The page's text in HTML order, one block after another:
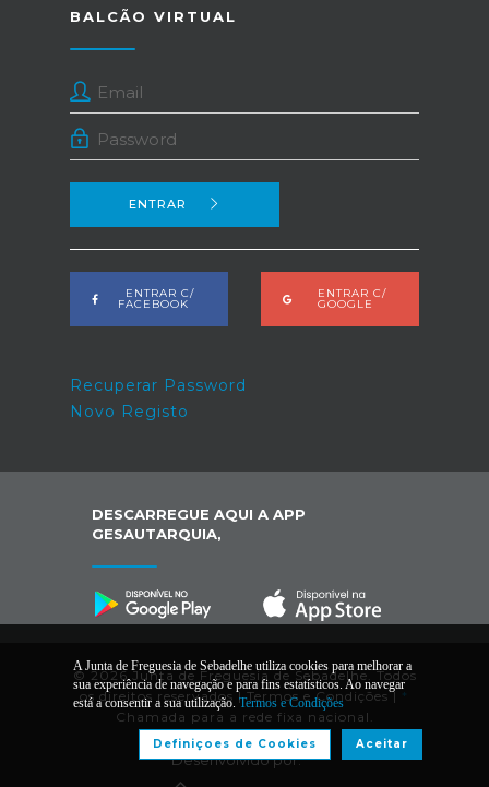
BALCÃO VIRTUAL
ENTRAR
ENTRAR C/
FACEBOOK
ENTRAR C/
GOOGLE
Recuperar Password
Novo Registo
DESCARREGUE AQUI A APP
GESAUTARQUIA,
© 2026 Junta de Freguesia de Sebadelhe. Todos
os direitos reservados |Termos e Condições| *
Chamada para a rede fixa nacional.
Desenvolvido por:
A Junta de Freguesia de Sebadelhe utiliza cookies para melhorar a
sua experiência de navegação e para fins estatísticos. Ao navegar
está a consentir a sua utilização. Termos e Condições
Aceitar
Definiçoes de Cookies